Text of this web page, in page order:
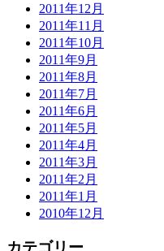
2011年12月
2011年11月
2011年10月
2011年9月
2011年8月
2011年7月
2011年6月
2011年5月
2011年4月
2011年3月
2011年2月
2011年1月
2010年12月